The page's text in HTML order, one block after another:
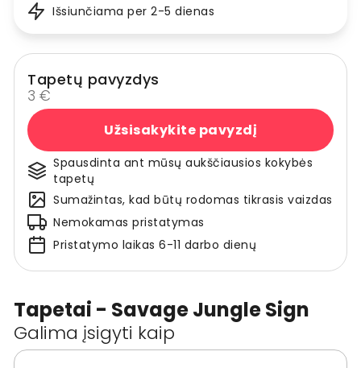
Tapetai - Savage Jungle Sign
Galima įsigyti kaip
Išsiunčiama per 2-5 dienas
Tapetų pavyzdys
3 €
Užsisakykite pavyzdį
Spausdinta ant mūsų aukščiausios kokybės
tapetų
Sumažintas, kad būtų rodomas tikrasis vaizdas
Nemokamas pristatymas
Pristatymo laikas 6-11 darbo dienų